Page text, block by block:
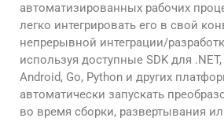
автоматизированных рабочих
легко интегрировать его в свой
непрерывной интеграции/
используя доступные SDK для .NET,
Android, Go, Python и других
автоматически запускать
во время сборки, развертывания